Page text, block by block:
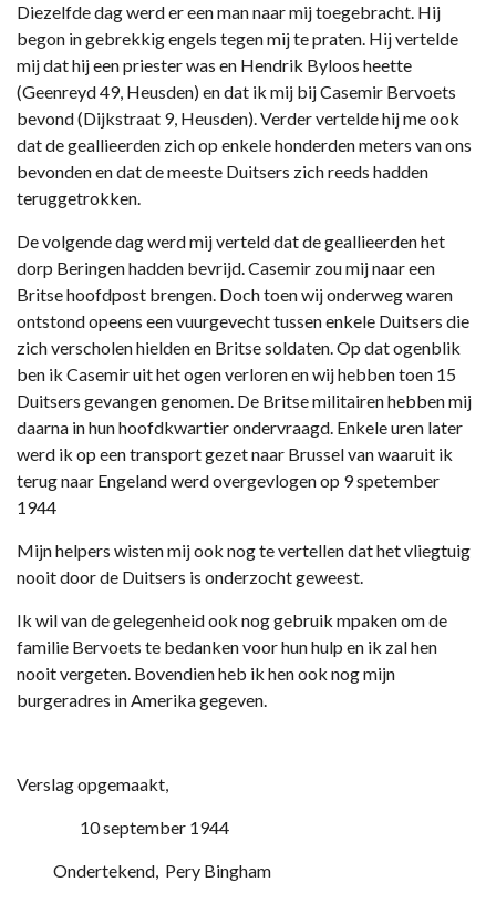
Diezelfde dag werd er een man naar mij toegebracht. Hij
begon in gebrekkig engels tegen mij te praten. Hij vertelde
mij dat hij een priester was en Hendrik Byloos heette
(Geenreyd 49, Heusden) en dat ik mij bij Casemir Bervoets
bevond (Dijkstraat 9, Heusden). Verder vertelde hij me ook
dat de geallieerden zich op enkele honderden meters van ons
bevonden en dat de meeste Duitsers zich reeds hadden
teruggetrokken.
De volgende dag werd mij verteld dat de geallieerden het
dorp Beringen hadden bevrijd. Casemir zou mij naar een
Britse hoofdpost brengen. Doch toen wij onderweg waren
ontstond opeens een vuurgevecht tussen enkele Duitsers die
zich verscholen hielden en Britse soldaten. Op dat ogenblik
ben ik Casemir uit het ogen verloren en wij hebben toen 15
Duitsers gevangen genomen. De Britse militairen hebben mij
daarna in hun hoofdkwartier ondervraagd. Enkele uren later
werd ik op een transport gezet naar Brussel van waaruit ik
terug naar Engeland werd overgevlogen op 9 spetember
1944
Mijn helpers wisten mij ook nog te vertellen dat het vliegtuig
nooit door de Duitsers is onderzocht geweest.
Ik wil van de gelegenheid ook nog gebruik mpaken om de
familie Bervoets te bedanken voor hun hulp en ik zal hen
nooit vergeten. Bovendien heb ik hen ook nog mijn
burgeradres in Amerika gegeven.
Verslag opgemaakt,
10 september 1944
Ondertekend, Pery Bingham